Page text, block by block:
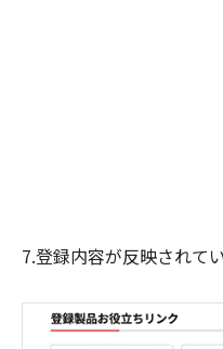
7.登録内容が反映されて